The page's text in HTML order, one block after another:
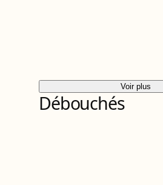
Voir plus
Débouchés